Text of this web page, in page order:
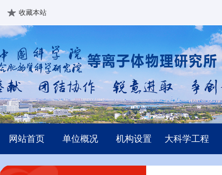
收藏本站
网站首页 单位概况 机构设置 大科学工程